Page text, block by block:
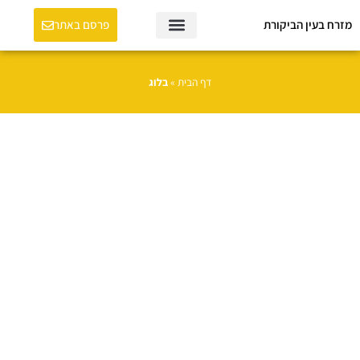
מזרח בעין הביקורת פרסם באתר
דף הבית »בלוג